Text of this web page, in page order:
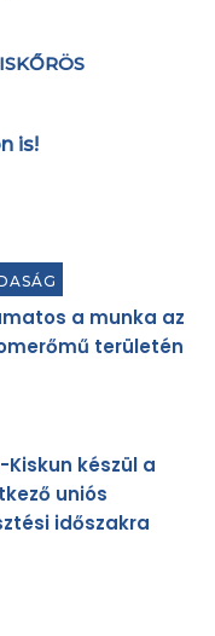
is!
a munka az
területén
Kiskun készül a
uniós
időszakra